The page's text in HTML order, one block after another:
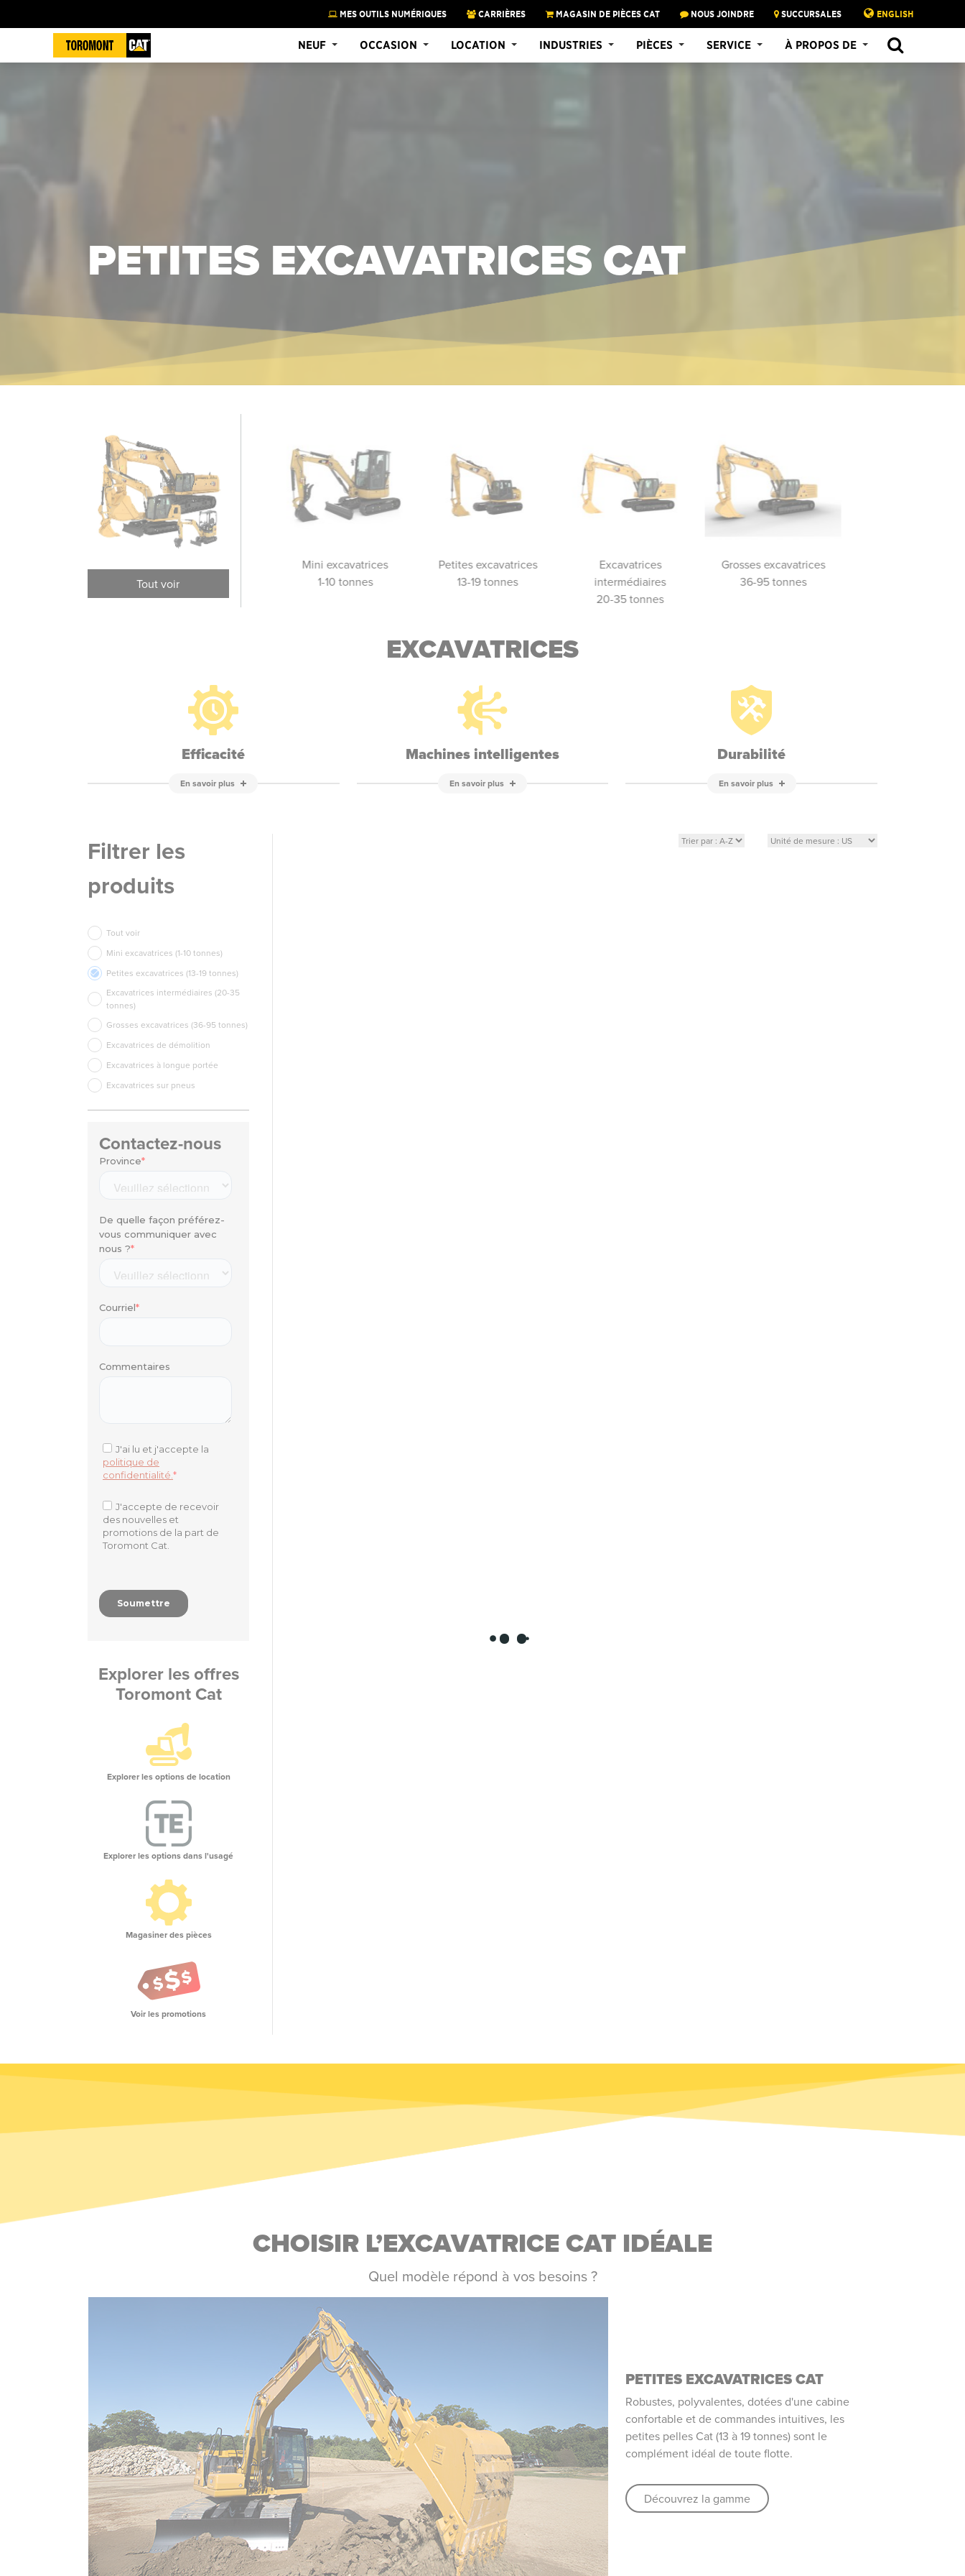
MES OUTILS NUMÉRIQUES CARRIÈRES MAGASIN DE PIÈCES CAT NOUS JOINDRE SUCCURSALES ENGLISH
NEUF OCCASION LOCATION INDUSTRIES PIÈCES SERVICE À PROPOS DE
PETITES EXCAVATRICES CAT
Tout voir
Mini excavatrices
1-10 tonnes
Petites excavatrices
13-19 tonnes
Excavatrices
intermédiaires
20-35 tonnes
Grosses excavatrices
36-95 tonnes
EXCAVATRICES
Efficacité
En savoir plus
Machines intelligentes
En savoir plus
Durabilité
En savoir plus
Filtrer les
produits
Tout voir
Mini excavatrices (1-10 tonnes)
Petites excavatrices (13-19 tonnes)
Excavatrices intermédiaires (20-35
tonnes)
Grosses excavatrices (36-95 tonnes)
Excavatrices de démolition
Excavatrices à longue portée
Excavatrices sur pneus
Contactez-nous
Explorer les offres
Toromont Cat
Explorer les options de location
Explorer les options dans l'usagé
Magasiner des pièces
Voir les promotions
CHOISIR L’EXCAVATRICE CAT IDÉALE
Quel modèle répond à vos besoins ?
PETITES EXCAVATRICES CAT
Robustes, polyvalentes, dotées d'une cabine
confortable et de commandes intuitives, les
petites pelles Cat (13 à 19 tonnes) sont le
complément idéal de toute flotte.
Découvrez la gamme